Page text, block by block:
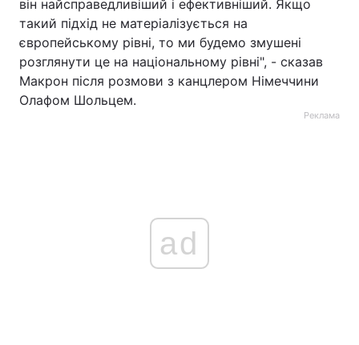
він найсправедливіший і ефективніший. Якщо
такий підхід не матеріалізується на
європейському рівні, то ми будемо змушені
розглянути це на національному рівні", - сказав
Макрон після розмови з канцлером Німеччини
Олафом Шольцем.
Реклама
ad